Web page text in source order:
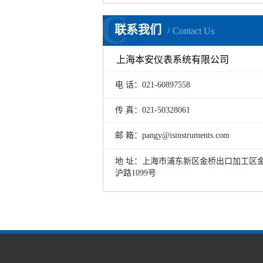
联系我们 Contact Us
C
上海本安仪表系统有限公司
电 话：021-60897558
传 真：021-50328061
邮 箱：pangy@isinstruments.com
地 址：上海市浦东新区金桥出口加工区
沪路1099号